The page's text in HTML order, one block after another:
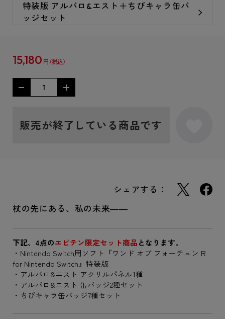
特装版 アルバロ&エスト＋ちびキャラ缶バ
ッジセット
15,180 円
販売が終了している商品です
シェアする：
杖の先にある、私の未来――
下記、4点のエビテン限定セット商品となります。
・Nintendo Switch用ソフト『ワンド オブ フォーチュン R
for Nintendo Switch』特装版
・アルバロ&エスト アクリルパネル1種
・アルバロ&エスト 缶バッジ2種セット
・ちびキャラ缶バッジ7種セット